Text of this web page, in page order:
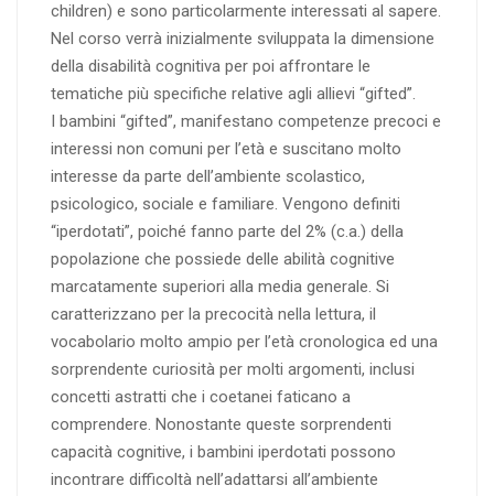
children) e sono particolarmente interessati al sapere.
Nel corso verrà inizialmente sviluppata la dimensione
della disabilità cognitiva per poi affrontare le
tematiche più specifiche relative agli allievi “gifted”.
I bambini “gifted”, manifestano competenze precoci e
interessi non comuni per l’età e suscitano molto
interesse da parte dell’ambiente scolastico,
psicologico, sociale e familiare. Vengono definiti
“iperdotati”, poiché fanno parte del 2% (c.a.) della
popolazione che possiede delle abilità cognitive
marcatamente superiori alla media generale. Si
caratterizzano per la precocità nella lettura, il
vocabolario molto ampio per l’età cronologica ed una
sorprendente curiosità per molti argomenti, inclusi
concetti astratti che i coetanei faticano a
comprendere. Nonostante queste sorprendenti
capacità cognitive, i bambini iperdotati possono
incontrare difficoltà nell’adattarsi all’ambiente